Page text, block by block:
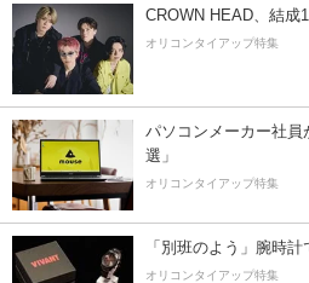
CROWN HEAD、結成
オリコンタイアップ特集
パソコンメーカー社員
選」
オリコンタイアップ特集
「別班のよう」腕時
オリコンタイアップ特集